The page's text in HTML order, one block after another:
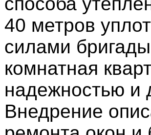
40 метров
силами
комнатная
надежностью и
Внедрение